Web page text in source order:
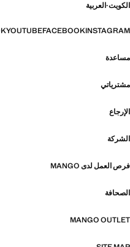
الكويت·العربية
INSTAGRAM
FACEBOOK
YOUTUBE
مساعدة
مشترياتي
الإرجاع
الشركة
فرص العمل لدى MANGO
الصحافة
MANGO OUTLET